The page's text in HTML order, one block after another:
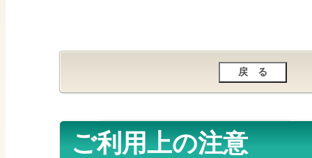
ご利用上の注意